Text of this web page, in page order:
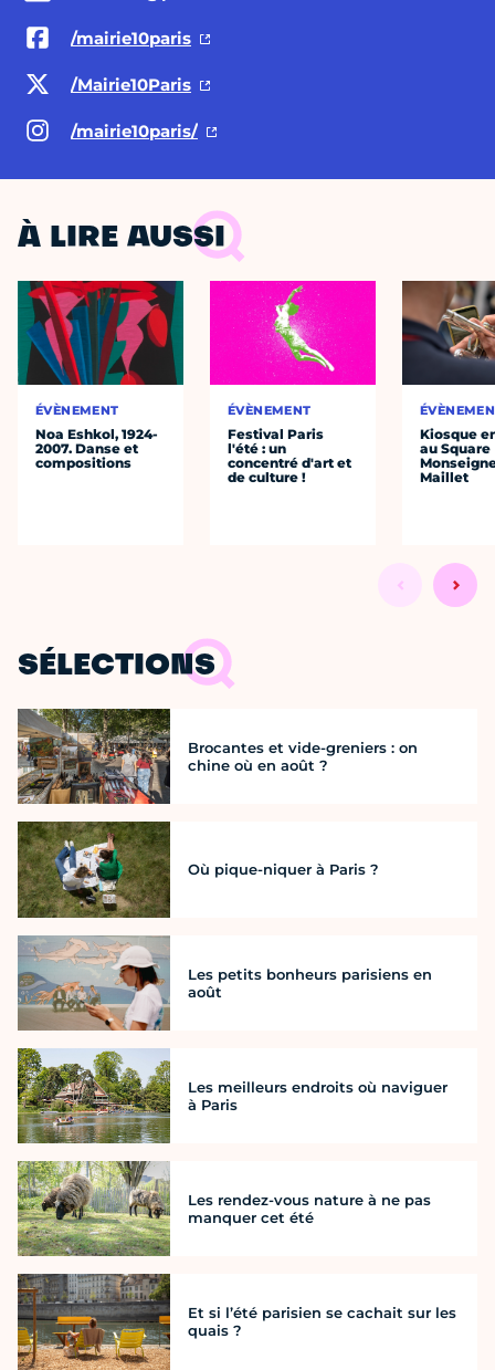
/mairie10paris
/Mairie10Paris
/mairie10paris/
À LIRE AUSSI
ÉVÈNEMENT
Noa Eshkol, 1924-
2007. Danse et
compositions
ÉVÈNEMENT
Festival Paris
l'été : un
concentré d'art et
de culture !
Kiosque
au Square
Maillet
SÉLECTIONS
Brocantes et vide-greniers : on
chine où en août ?
Où pique-niquer à Paris ?
Les petits bonheurs parisiens en
août
Les meilleurs endroits où naviguer
à Paris
Les rendez-vous nature à ne pas
manquer cet été
Et si l’été parisien se cachait sur les
quais ?